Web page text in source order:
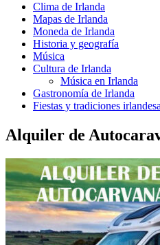
Clima de Irlanda
Mapas de Irlanda
Moneda de Irlanda
Historia y geografía
Música
Cultura de Irlanda
Música en Irlanda
Gastronomía de Irlanda
Fiestas y tradiciones
Alquiler de